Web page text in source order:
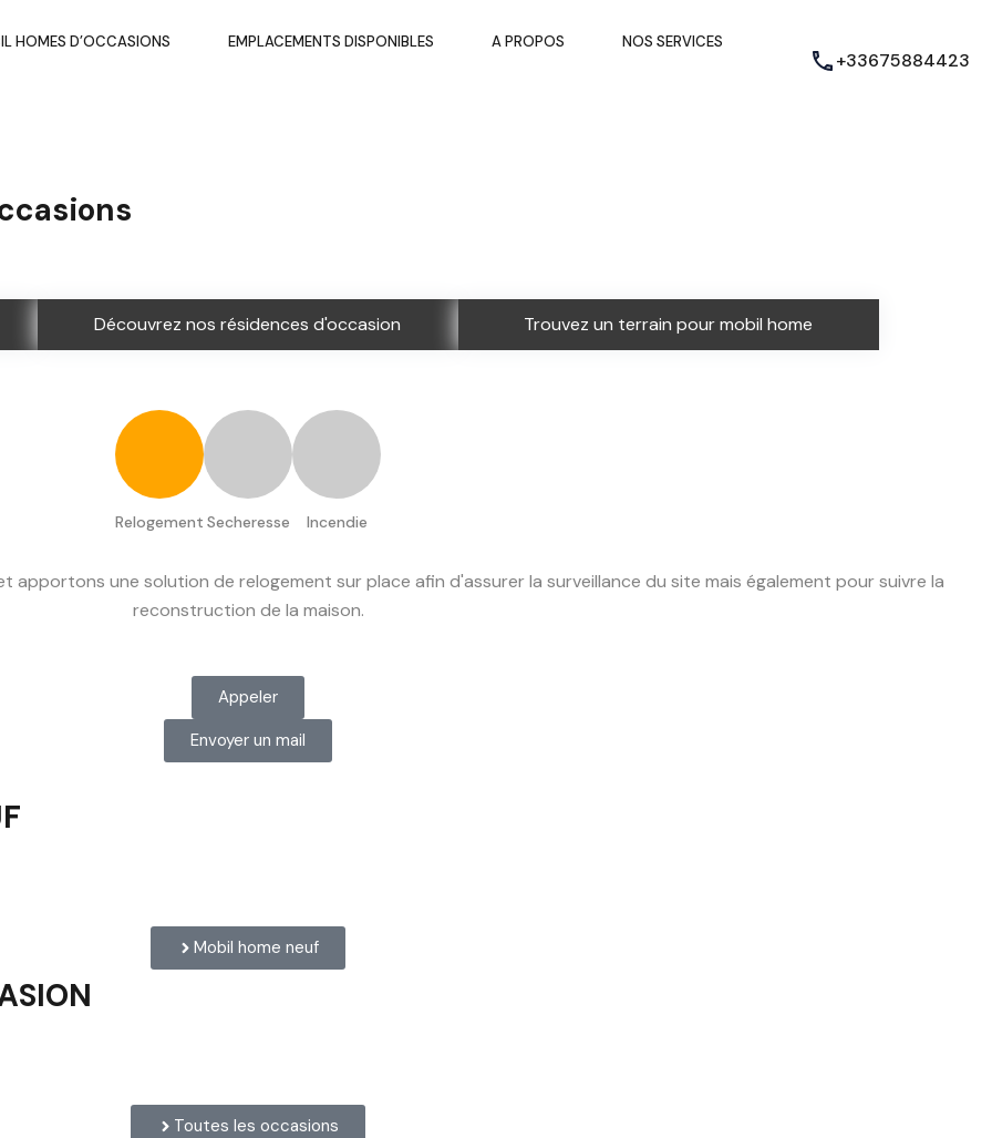
HOMES D’OCCASIONS EMPLACEMENTS DISPONIBLES A PROPOS NOS SERVICES
+33675884423
Découvrez nos résidences d'occasion Trouvez un terrain pour mobil home
Relogement Secheresse Incendie
apportons une solution de relogement sur place afin d'assurer la surveillance du site mais également pour suivre la
reconstruction de la maison.
Appeler
Envoyer un mail
Mobil home neuf
Toutes les occasions